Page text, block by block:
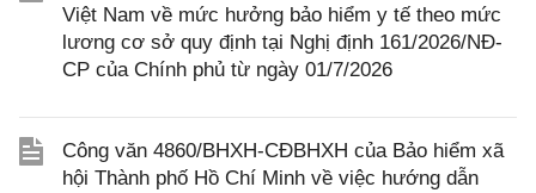
Việt Nam về mức hưởng bảo hiểm y tế theo mức
lương cơ sở quy định tại Nghị định 161/2026/NĐ-
CP của Chính phủ từ ngày 01/7/2026
Công văn 4860/BHXH-CĐBHXH của Bảo hiểm xã
hội Thành phố Hồ Chí Minh về việc hướng dẫn